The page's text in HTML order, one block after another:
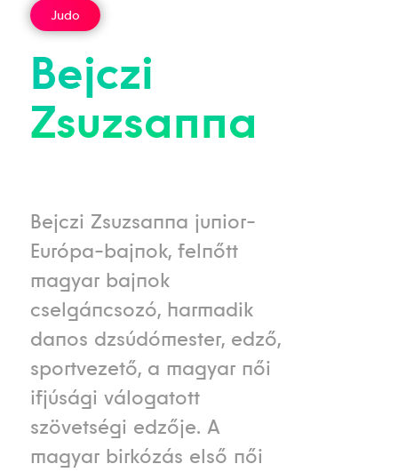
Judo
Bejczi
Zsuzsanna
Bejczi Zsuzsanna junior-
Európa-bajnok, felnőtt
magyar bajnok
cselgáncsozó, harmadik
danos dzsúdómester, edző,
sportvezető, a magyar női
ifjúsági válogatott
szövetségi edzője. A
magyar birkózás első női